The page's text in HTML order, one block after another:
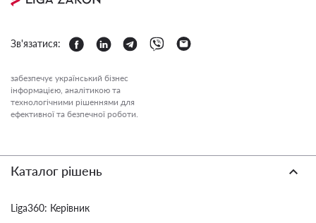
Зв'язатися:
забезпечує український бізнес
інформацією, аналітикою та
технологічними рішеннями для
ефективної та безпечної роботи.
Каталог рішень
Liga360: Керівник